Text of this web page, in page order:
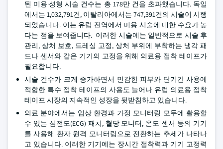
된 미용·성형 시술 건수는 총 178만 건을 초과했습니다. 독일
에서는 1,032,791건, 이탈리아에서는 747,391건의 시술이 시행
되었습니다. 이는 유럽 전역에서 미용 시술에 대한 수요가 높
다는 점을 보여줍니다. 이러한 시술에는 일반적으로 시술 후
관리, 상처 보호, 드레싱 고정, 상처 부위에 부착하는 냉각 패
드나 센서와 같은 기기의 고정을 위해 의료용 접착 테이프가
필요합니다.
시술 건수가 크게 증가하면서 민감한 피부와 단기간 사용에
적합한 특수 접착 테이프의 사용도 늘어나 유럽 의료용 접착
테이프 시장의 지속적인 성장을 뒷받침하고 있습니다.
의료 분야에서는 임상 환경과 가정 모니터링 모두에 활용할
수 있는 심전도(ECG) 패치, 혈당 모니터, 온도 센서 등의 기기
를 사용해 환자 원격 모니터링으로 전환하는 추세가 나타나
고 있습니다. 이러한 기기에는 장시간 접착력과 기기 고정력